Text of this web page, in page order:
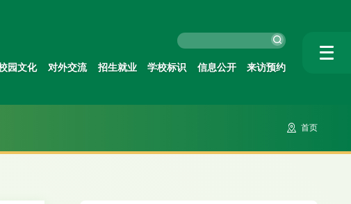
园文化 对外交流 招生就业 学校标识 信息公开 来访预约
首页